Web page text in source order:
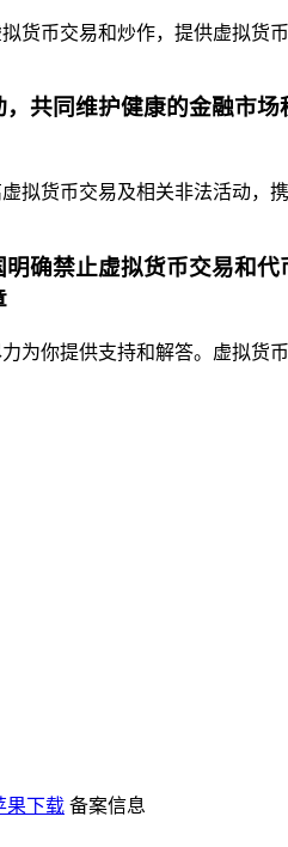
货币交易和炒作，提供虚拟货
共同维护健康的金融市
拟货币交易及相关非法活动，
确禁止虚拟货币交易和
为你提供支持和解答。虚拟货
果下载 备案信息